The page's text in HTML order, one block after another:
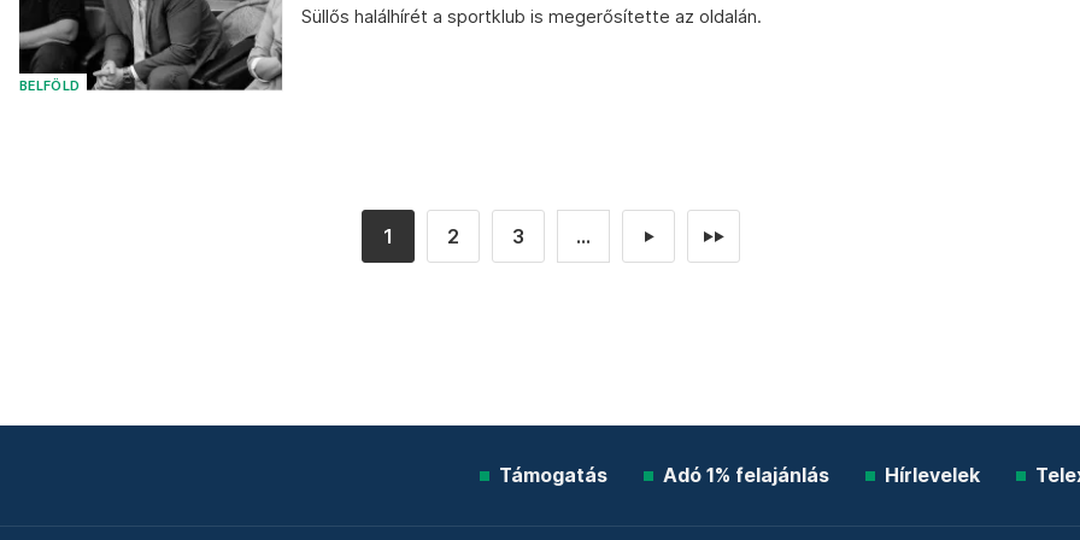
BELFÖLD
Süllős halálhírét a sportklub is megerősítette az oldalán.
1 2 3 ... ► ►►
Támogatás Adó 1% felajánlás Hírlevelek